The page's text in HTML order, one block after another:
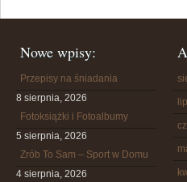
Nowe wpisy:
Przepisy na śniadania
8 sierpnia, 2026
Fotoksiążki i Fotoalbumy
5 sierpnia, 2026
Zrób To Sam – Sport w Domu
4 sierpnia, 2026